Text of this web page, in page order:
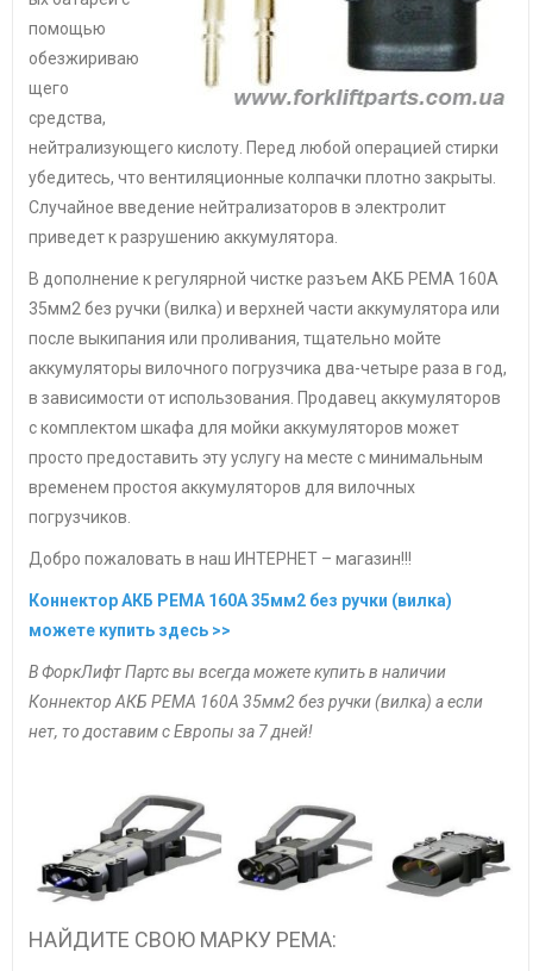
помощью
обезжириваю
щего
средства,
нейтрализующего кислоту. Перед любой операцией стирки
убедитесь, что вентиляционные колпачки плотно закрыты.
Случайное введение нейтрализаторов в электролит
приведет к разрушению аккумулятора.
В дополнение к регулярной чистке разъем АКБ РЕМА 160А
35мм2 без ручки (вилка) и верхней части аккумулятора или
после выкипания или проливания, тщательно мойте
аккумуляторы вилочного погрузчика два-четыре раза в год,
в зависимости от использования. Продавец аккумуляторов
с комплектом шкафа для мойки аккумуляторов может
просто предоставить эту услугу на месте с минимальным
временем простоя аккумуляторов для вилочных
погрузчиков.
Добро пожаловать в наш ИНТЕРНЕТ – магазин!!!
Коннектор АКБ РЕМА 160А 35мм2 без ручки (вилка)
можете купить здесь >>
В ФоркЛифт Партс вы всегда можете купить в наличии
Коннектор АКБ РЕМА 160А 35мм2 без ручки (вилка) а если
нет, то доставим с Европы за 7 дней!
НАЙДИТЕ СВОЮ МАРКУ РЕМА: